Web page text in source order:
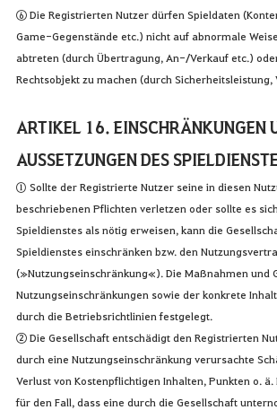
⑥ Die Registrierten Nutzer dürfen Spieldaten
Game-Gegenstände etc.) nicht auf abnormale
abtreten (durch Übertragung, An-/Verkauf etc.)
Rechtsobjekt zu machen (durch Sicherheitsleistung,
ARTIKEL 16. EINSCHRÄNKUNGEN
AUSSETZUNGEN DES
① Sollte der Registrierte Nutzer seine in diesen
beschriebenen Pflichten verletzen oder sollte es
Spieldienstes als nötig erweisen, kann die
Spieldienstes einschränken bzw. den
(»Nutzungseinschränkung«). Die Maßnahmen und
Nutzungseinschränkungen sowie der konkrete
durch die Betriebsrichtlinien festgelegt.
② Die Gesellschaft entschädigt den Registrierten
durch eine Nutzungseinschränkung verursachte
Verlust von Kostenpflichtigen Inhalten, Punkten o.
für den Fall, dass eine durch die Gesellschaft